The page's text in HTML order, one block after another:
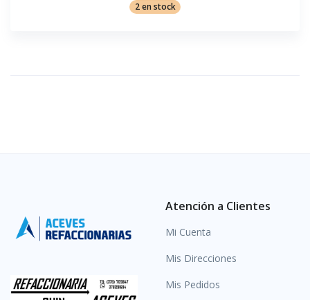
2 en stock
Atención a Clientes
Mi Cuenta
Mis Direcciones
Mis Pedidos